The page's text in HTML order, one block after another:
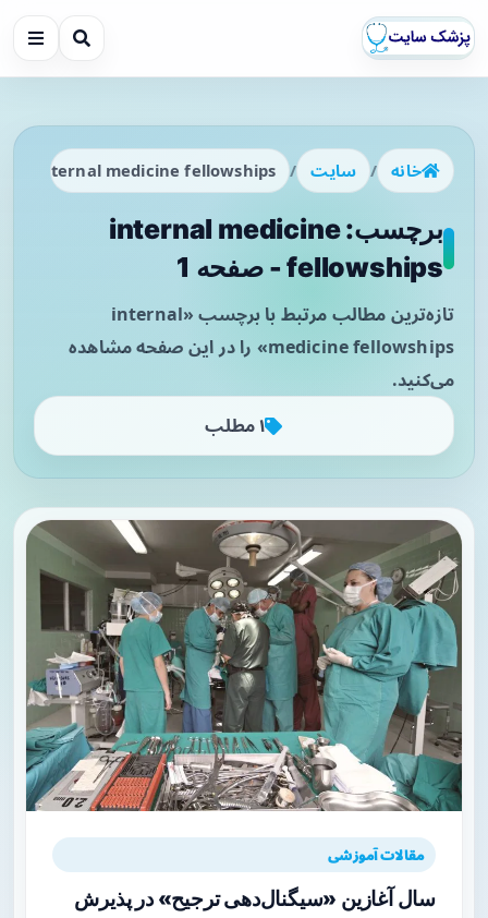
خانه / سایت /
internal medicine fellowships
برچسب: internal medicine
fellowships - صفحه 1
تازه‌ترین مطالب مرتبط با برچسب «internal
medicine fellowships» را در این صفحه مشاهده
می‌کنید.
۱ مطلب
مقالات آموزشی
سال آغازین «سیگنال‌دهی ترجیح» در پذیرش